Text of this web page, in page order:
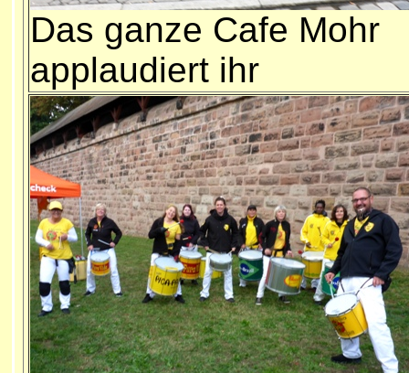
Das ganze Cafe Mohr
applaudiert ihr